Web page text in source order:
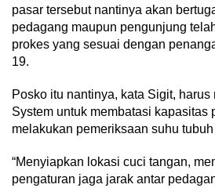
pasar tersebut nantinya akan
pedagang maupun pengunjung
prokes yang sesuai dengan
19.
Posko itu nantinya, kata Sigit,
System untuk membatasi kapasitas
melakukan pemeriksaan suhu
“Menyiapkan lokasi cuci tangan,
pengaturan jaga jarak antar